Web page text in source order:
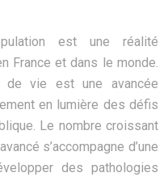
est une réalité
France et dans le monde.
de vie est une avancée
en lumière des défis
Le nombre croissant
s’accompagne d’une
des pathologies